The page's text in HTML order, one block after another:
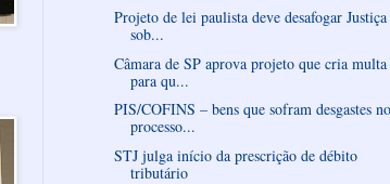
Projeto de lei paulista deve desafogar Justiça
sob...
Câmara de SP aprova projeto que cria multa
para qu...
PIS/COFINS – bens que sofram desgastes no
processo...
STJ julga início da prescrição de débito
tributário